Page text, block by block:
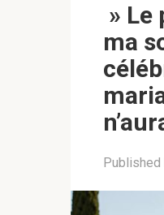
» Le
ma
Published